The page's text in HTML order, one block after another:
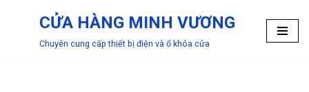
CỬA HÀNG MINH VƯƠNG
Chuyên cung cấp thiết bị điện và ổ khóa cửa